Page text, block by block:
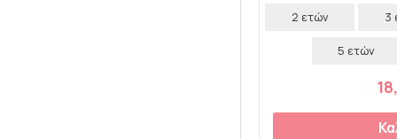
2 ετών 3
5 ετών